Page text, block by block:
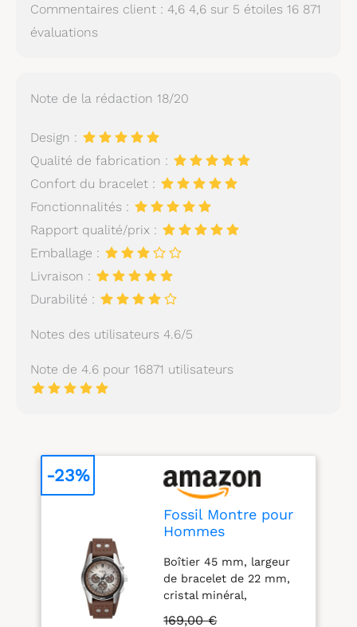
Commentaires client : 4,6 4,6 sur 5 étoiles 16 871
évaluations
Note de la rédaction 18/20
Design :
Qualité de fabrication :
Confort du bracelet :
Fonctionnalités :
Rapport qualité/prix :
Emballage :
Livraison :
Durabilité :
Notes des utilisateurs 4.6/5
Note de 4.6 pour 16871 utilisateurs
Fossil Montre pour
Hommes
Mouvement
chronographe à
Quartz, boîtier en
Acier Inoxydable de
Boîtier 45 mm, largeur
de bracelet de 22 mm,
cristal minéral,
169,00 €
-23%